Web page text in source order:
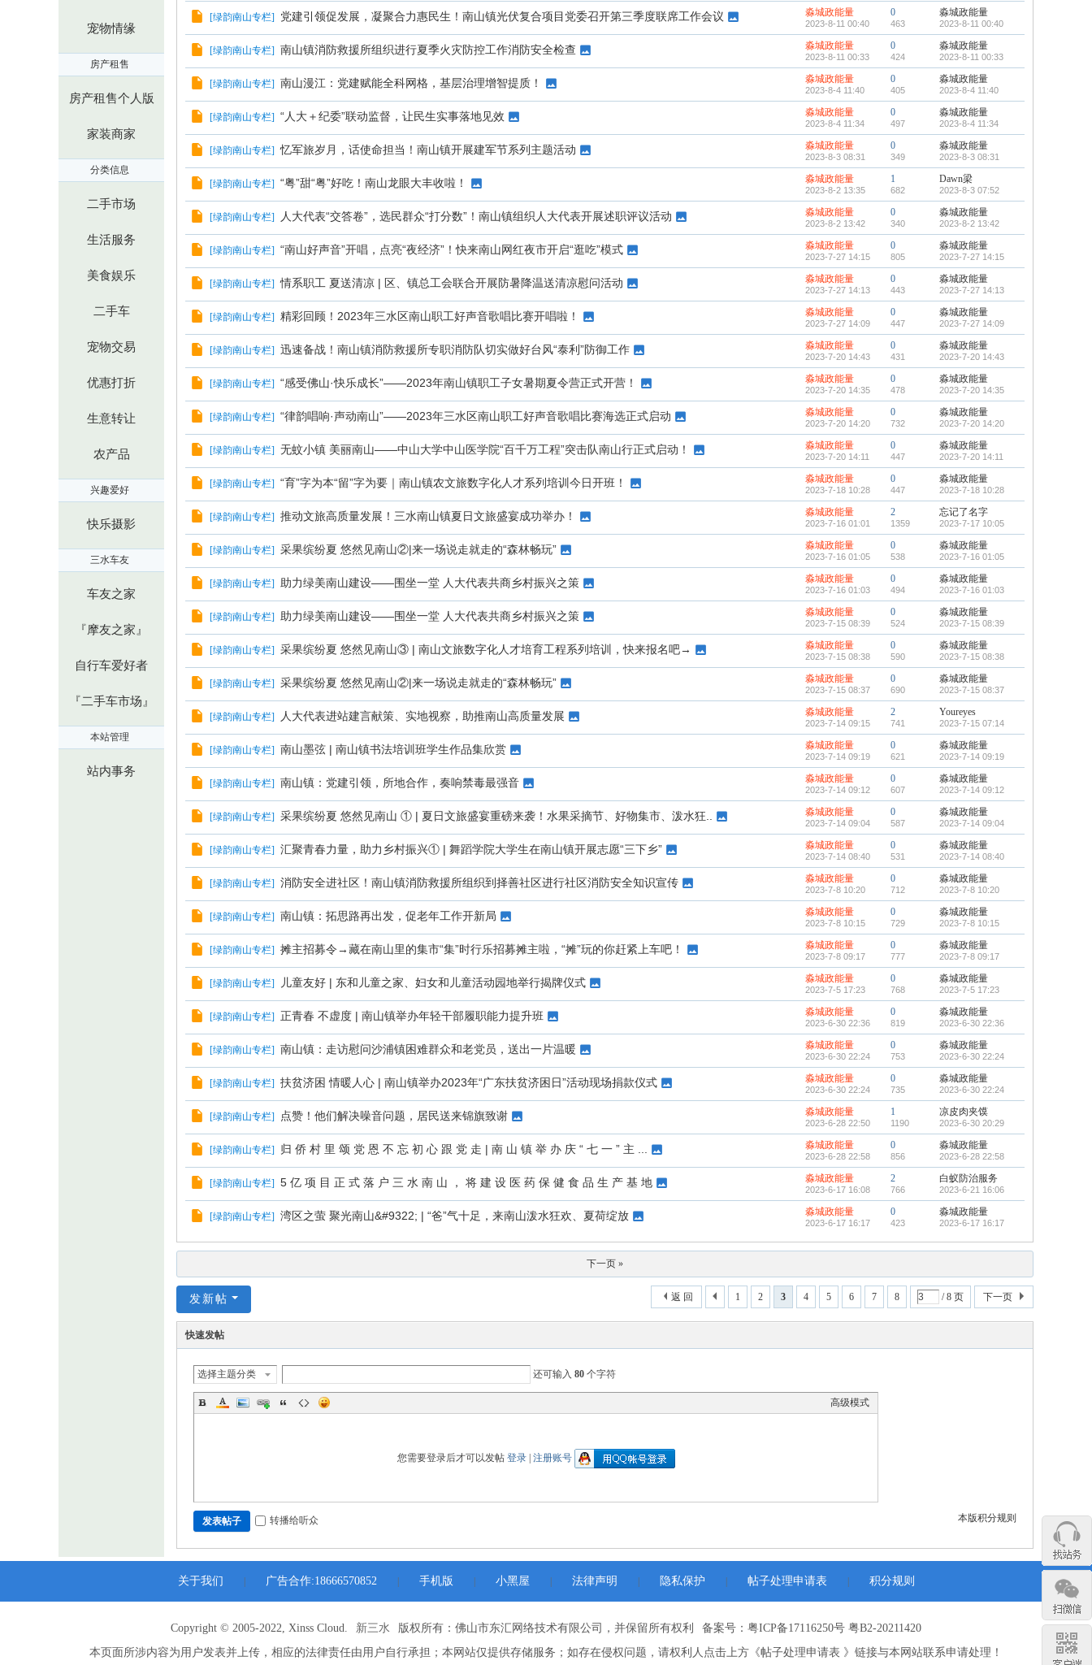
宠物情缘
房产租售
房产租售个人版
家装商家
分类信息
二手市场
生活服务
美食娱乐
二手车
宠物交易
优惠打折
生意转让
农产品
兴趣爱好
快乐摄影
三水车友
车友之家
『摩友之家』
自行车爱好者
『二手车市场』
本站管理
站内事务
[绿韵南山专栏] 党建引领促发展，凝聚合力惠民生！南山镇光伏复合项目党委召开第三季度联席工作会议 淼城政能量
2023-8-11 00:40
0
463
淼城政能量
2023-8-11 00:40
[绿韵南山专栏] 南山镇消防救援所组织进行夏季火灾防控工作消防安全检查 淼城政能量
2023-8-11 00:33
0
424
淼城政能量
2023-8-11 00:33
[绿韵南山专栏] 南山漫江：党建赋能全科网格，基层治理增智提质！ 淼城政能量
2023-8-4 11:40
0
405
淼城政能量
2023-8-4 11:40
[绿韵南山专栏] “人大＋纪委”联动监督，让民生实事落地见效 淼城政能量
2023-8-4 11:34
0
497
淼城政能量
2023-8-4 11:34
[绿韵南山专栏] 忆军旅岁月，话使命担当！南山镇开展建军节系列主题活动 淼城政能量
2023-8-3 08:31
0
349
淼城政能量
2023-8-3 08:31
[绿韵南山专栏] “粤”甜“粤”好吃！南山龙眼大丰收啦！ 淼城政能量
2023-8-2 13:35
1
682
Dawn梁
2023-8-3 07:52
[绿韵南山专栏] 人大代表“交答卷”，选民群众“打分数”！南山镇组织人大代表开展述职评议活动 淼城政能量
2023-8-2 13:42
0
340
淼城政能量
2023-8-2 13:42
[绿韵南山专栏] “南山好声音”开唱，点亮“夜经济”！快来南山网红夜市开启“逛吃”模式 淼城政能量
2023-7-27 14:15
0
805
淼城政能量
2023-7-27 14:15
[绿韵南山专栏] 情系职工 夏送清凉 | 区、镇总工会联合开展防暑降温送清凉慰问活动 淼城政能量
2023-7-27 14:13
0
443
淼城政能量
2023-7-27 14:13
[绿韵南山专栏] 精彩回顾！2023年三水区南山职工好声音歌唱比赛开唱啦！ 淼城政能量
2023-7-27 14:09
0
447
淼城政能量
2023-7-27 14:09
[绿韵南山专栏] 迅速备战！南山镇消防救援所专职消防队切实做好台风“泰利”防御工作 淼城政能量
2023-7-20 14:43
0
431
淼城政能量
2023-7-20 14:43
[绿韵南山专栏] “感受佛山·快乐成长”——2023年南山镇职工子女暑期夏令营正式开营！ 淼城政能量
2023-7-20 14:35
0
478
淼城政能量
2023-7-20 14:35
[绿韵南山专栏] “律韵唱响·声动南山”——2023年三水区南山职工好声音歌唱比赛海选正式启动 淼城政能量
2023-7-20 14:20
0
732
淼城政能量
2023-7-20 14:20
[绿韵南山专栏] 无蚊小镇 美丽南山——中山大学中山医学院“百千万工程”突击队南山行正式启动！ 淼城政能量
2023-7-20 14:11
0
447
淼城政能量
2023-7-20 14:11
[绿韵南山专栏] “育”字为本“留”字为要｜南山镇农文旅数字化人才系列培训今日开班！ 淼城政能量
2023-7-18 10:28
0
447
淼城政能量
2023-7-18 10:28
[绿韵南山专栏] 推动文旅高质量发展！三水南山镇夏日文旅盛宴成功举办！ 淼城政能量
2023-7-16 01:01
2
1359
忘记了名字
2023-7-17 10:05
[绿韵南山专栏] 采果缤纷夏 悠然见南山②|来一场说走就走的“森林畅玩” 淼城政能量
2023-7-16 01:05
0
538
淼城政能量
2023-7-16 01:05
[绿韵南山专栏] 助力绿美南山建设——围坐一堂 人大代表共商乡村振兴之策 淼城政能量
2023-7-16 01:03
0
494
淼城政能量
2023-7-16 01:03
[绿韵南山专栏] 助力绿美南山建设——围坐一堂 人大代表共商乡村振兴之策 淼城政能量
2023-7-15 08:39
0
524
淼城政能量
2023-7-15 08:39
[绿韵南山专栏] 采果缤纷夏 悠然见南山③ | 南山文旅数字化人才培育工程系列培训，快来报名吧→ 淼城政能量
2023-7-15 08:38
0
590
淼城政能量
2023-7-15 08:38
[绿韵南山专栏] 采果缤纷夏 悠然见南山②|来一场说走就走的“森林畅玩” 淼城政能量
2023-7-15 08:37
0
690
淼城政能量
2023-7-15 08:37
[绿韵南山专栏] 人大代表进站建言献策、实地视察，助推南山高质量发展 淼城政能量
2023-7-14 09:15
2
741
Youreyes
2023-7-15 07:14
[绿韵南山专栏] 南山墨弦 | 南山镇书法培训班学生作品集欣赏 淼城政能量
2023-7-14 09:19
0
621
淼城政能量
2023-7-14 09:19
[绿韵南山专栏] 南山镇：党建引领，所地合作，奏响禁毒最强音 淼城政能量
2023-7-14 09:12
0
607
淼城政能量
2023-7-14 09:12
[绿韵南山专栏] 采果缤纷夏 悠然见南山 ① | 夏日文旅盛宴重磅来袭！水果采摘节、好物集市、泼水狂.. 淼城政能量
2023-7-14 09:04
0
587
淼城政能量
2023-7-14 09:04
[绿韵南山专栏] 汇聚青春力量，助力乡村振兴① | 舞蹈学院大学生在南山镇开展志愿“三下乡” 淼城政能量
2023-7-14 08:40
0
531
淼城政能量
2023-7-14 08:40
[绿韵南山专栏] 消防安全进社区！南山镇消防救援所组织到择善社区进行社区消防安全知识宣传 淼城政能量
2023-7-8 10:20
0
712
淼城政能量
2023-7-8 10:20
[绿韵南山专栏] 南山镇：拓思路再出发，促老年工作开新局 淼城政能量
2023-7-8 10:15
0
729
淼城政能量
2023-7-8 10:15
[绿韵南山专栏] 摊主招募令→藏在南山里的集市“集”时行乐招募摊主啦，“摊”玩的你赶紧上车吧！ 淼城政能量
2023-7-8 09:17
0
777
淼城政能量
2023-7-8 09:17
[绿韵南山专栏] 儿童友好 | 东和儿童之家、妇女和儿童活动园地举行揭牌仪式 淼城政能量
2023-7-5 17:23
0
768
淼城政能量
2023-7-5 17:23
[绿韵南山专栏] 正青春 不虚度 | 南山镇举办年轻干部履职能力提升班 淼城政能量
2023-6-30 22:36
0
819
淼城政能量
2023-6-30 22:36
[绿韵南山专栏] 南山镇：走访慰问沙浦镇困难群众和老党员，送出一片温暖 淼城政能量
2023-6-30 22:24
0
753
淼城政能量
2023-6-30 22:24
[绿韵南山专栏] 扶贫济困 情暖人心 | 南山镇举办2023年“广东扶贫济困日”活动现场捐款仪式 淼城政能量
2023-6-30 22:24
0
735
淼城政能量
2023-6-30 22:24
[绿韵南山专栏] 点赞！他们解决噪音问题，居民送来锦旗致谢 淼城政能量
2023-6-28 22:50
1
1190
凉皮肉夹馍
2023-6-30 20:29
[绿韵南山专栏] 归 侨 村 里 颂 党 恩 不 忘 初 心 跟 党 走 | 南 山 镇 举 办 庆 “ 七 一 ” 主 ... 淼城政能量
2023-6-28 22:58
0
856
淼城政能量
2023-6-28 22:58
[绿韵南山专栏] 5 亿 项 目 正 式 落 户 三 水 南 山 ， 将 建 设 医 药 保 健 食 品 生 产 基 地 淼城政能量
2023-6-17 16:08
2
766
白蚁防治服务
2023-6-21 16:06
[绿韵南山专栏] 湾区之萤 聚光南山&#9322; | “爸”气十足，来南山泼水狂欢、夏荷绽放 淼城政能量
2023-6-17 16:17
0
423
淼城政能量
2023-6-17 16:17
下一页 »
1 2 3 4 5 6 7 8 / 8 页 下一页
返 回
发新帖
快速发帖
选择主题分类 还可输入 80 个字符
高级模式
您需要登录后才可以发帖 登录| 注册账号
本版积分规则
发表帖子 转播给听众
关于我们 广告合作:18666570852 手机版 小黑屋 法律声明 隐私保护 帖子处理申请表 积分规则
Copyright © 2005-2022, Xinss Cloud. 新三水 版权所有：佛山市东汇网络技术有限公司，并保留所有权利
备案号：粤ICP备17116250号 粤B2-20211420
本页面所涉内容为用户发表并上传，相应的法律责任由用户自行承担；本网站仅提供存储服务；如存在侵权问题，请权利人点击上方《帖子处理申请表 》链接与本网站联系申请处理！